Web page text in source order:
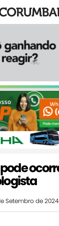
Setembro de 2024